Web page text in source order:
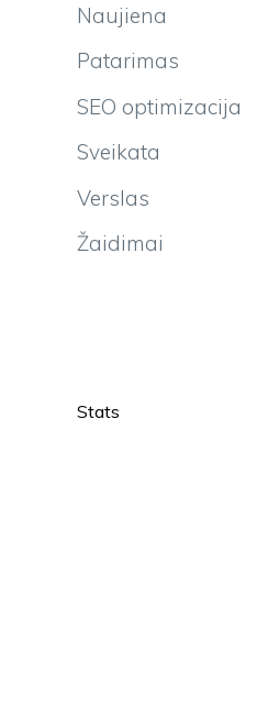
Naujiena
Patarimas
SEO optimizacija
Sveikata
Verslas
Žaidimai
Stats